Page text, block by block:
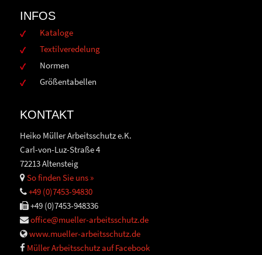
INFOS
Kataloge
Textilveredelung
Normen
Größentabellen
KONTAKT
Heiko Müller Arbeitsschutz e.K.
Carl-von-Luz-Straße 4
72213 Altensteig
So finden Sie uns »
+49 (0)7453-94830
+49 (0)7453-948336
office@mueller-arbeitsschutz.de
www.mueller-arbeitsschutz.de
Müller Arbeitsschutz auf Facebook